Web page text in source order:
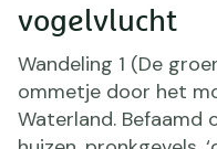
vogelvlucht
Wandeling 1 (De
ommetje door het
Waterland. Befaamd